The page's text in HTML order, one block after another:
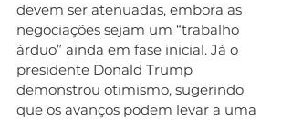
devem ser atenuadas, embora as
negociações sejam um “trabalho
árduo” ainda em fase inicial. Já o
presidente Donald Trump
demonstrou otimismo, sugerindo
que os avanços podem levar a uma